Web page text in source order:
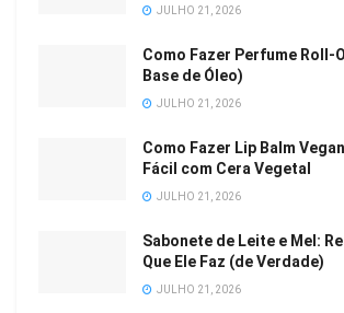
JULHO 21, 2026
Como Fazer Perfume Roll-
Base de Óleo)
JULHO 21, 2026
Como Fazer Lip Balm
Fácil com Cera Vegetal
JULHO 21, 2026
Sabonete de Leite e Mel:
Que Ele Faz (de Verdade)
JULHO 21, 2026